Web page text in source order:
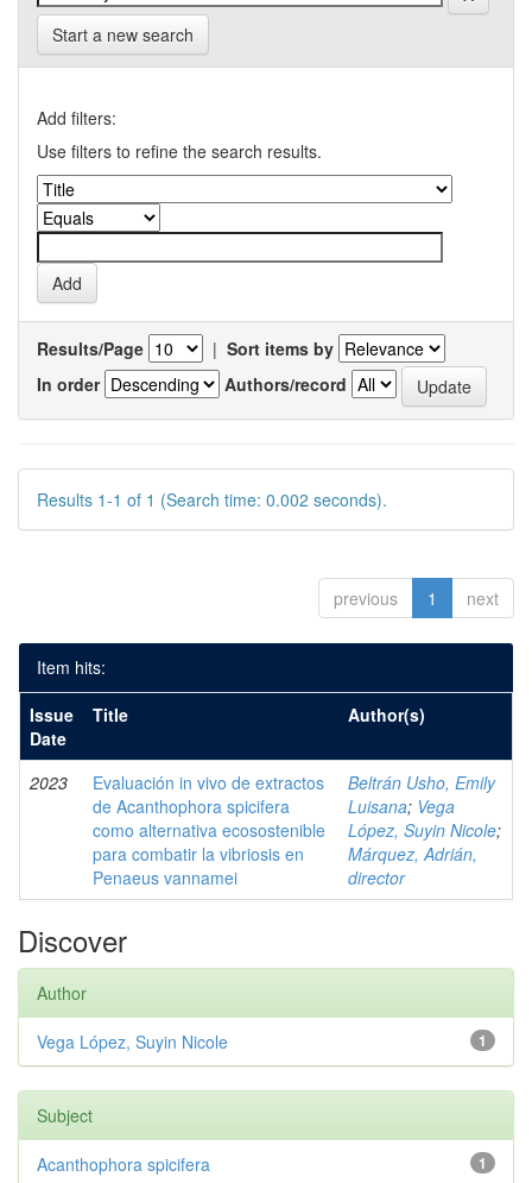
Start a new search
Add filters:
Use filters to refine the search results.
Results/Page | Sort items by
In order
Authors/record
Results 1-1 of 1 (Search time: 0.002 seconds).
previous 1 next
Item hits:
Issue
Date
Title Author(s)
2023
Evaluación in vivo de extractos
de Acanthophora spicifera
como alternativa ecosostenible
para combatir la vibriosis en
Penaeus vannamei
Beltrán Usho, Emily
Luisana; Vega
López, Suyin Nicole;
Márquez, Adrián,
director
Discover
Author
1
Vega López, Suyin Nicole
Subject
1
Acanthophora spicifera